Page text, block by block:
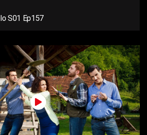
S01 Ep157